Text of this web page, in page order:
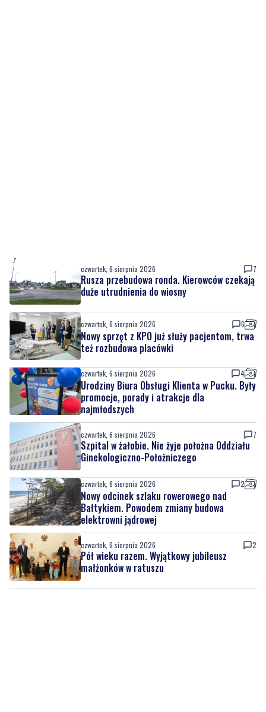
czwartek, 6 sierpnia 2026 7
Rusza przebudowa ronda. Kierowców czekają
duże utrudnienia do wiosny
czwartek, 6 sierpnia 2026 6
Nowy sprzęt z KPO już służy pacjentom, trwa
też rozbudowa placówki
czwartek, 6 sierpnia 2026 4
Urodziny Biura Obsługi Klienta w Pucku. Były
promocje, porady i atrakcje dla
najmłodszych
czwartek, 6 sierpnia 2026 7
Szpital w żałobie. Nie żyje położna Oddziału
Ginekologiczno-Położniczego
czwartek, 6 sierpnia 2026 2
Nowy odcinek szlaku rowerowego nad
Bałtykiem. Powodem zmiany budowa
elektrowni jądrowej
czwartek, 6 sierpnia 2026 2
Pół wieku razem. Wyjątkowy jubileusz
małżonków w ratuszu